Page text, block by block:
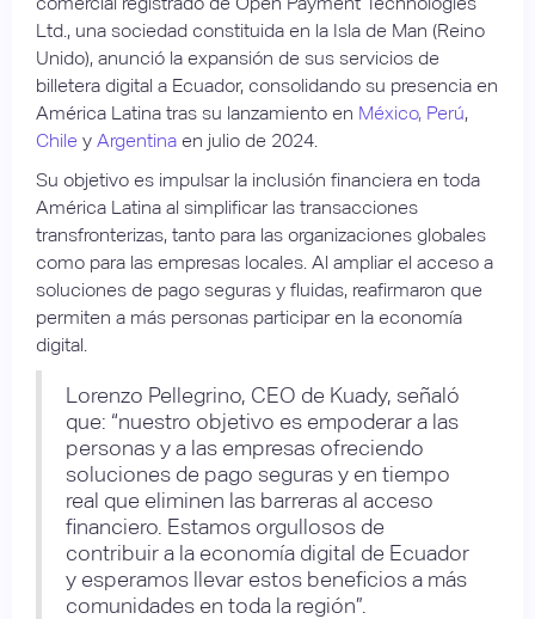
Ltd., una sociedad constituida en la Isla de Man (Reino
Unido), anunció la expansión de sus servicios de
billetera digital a Ecuador, consolidando su presencia en
América Latina tras su lanzamiento en México, Perú,
Chile y Argentina en julio de 2024.
Su objetivo es impulsar la inclusión financiera en toda
América Latina al simplificar las transacciones
transfronterizas, tanto para las organizaciones globales
como para las empresas locales. Al ampliar el acceso a
soluciones de pago seguras y fluidas, reafirmaron que
permiten a más personas participar en la economía
digital.
Lorenzo Pellegrino, CEO de Kuady, señaló
que: “nuestro objetivo es empoderar a las
personas y a las empresas ofreciendo
soluciones de pago seguras y en tiempo
real que eliminen las barreras al acceso
financiero. Estamos orgullosos de
contribuir a la economía digital de Ecuador
y esperamos llevar estos beneficios a más
comunidades en toda la región”.